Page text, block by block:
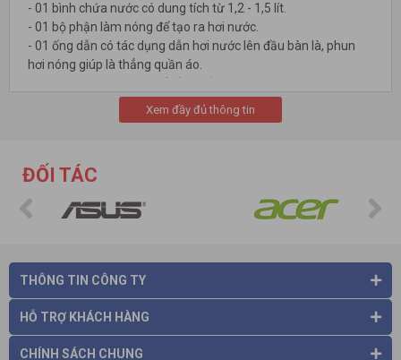
- 01 bình chứa nước có dung tích từ 1,2 - 1,5 lít.
- 01 bộ phận làm nóng để tạo ra hơi nước.
- 01 ống dẫn có tác dụng dẫn hơi nước lên đầu bàn là, phun
hơi nóng giúp là thẳng quần áo.
treo quần áo để là.
- Ngoài ra một số bàn là hơi nước đứng còn có thêm dụng cụ
Xem đầy đủ thông tin
ĐỐI TÁC
THÔNG TIN CÔNG TY
HỖ TRỢ KHÁCH HÀNG
CHÍNH SÁCH CHUNG